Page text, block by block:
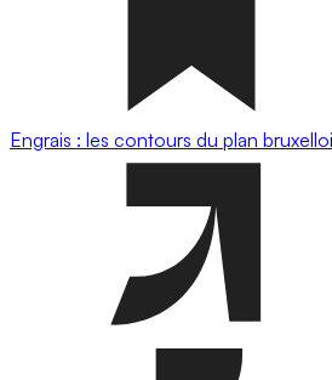
Engrais : les contours du plan